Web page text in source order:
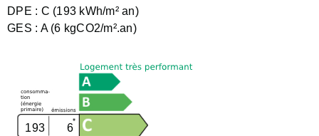
DPE : C (193 kWh/m² an)
GES : A (6 kgCO2/m².an)
193 6